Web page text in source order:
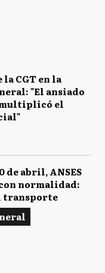
CGT en la
el
de abril, ANSES
normalidad:
transporte